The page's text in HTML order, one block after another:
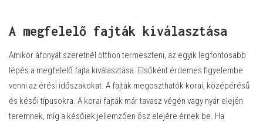
A megfelelő fajták kiválasztása
Amikor áfonyát szeretnél otthon termeszteni, az egyik legfontosabb
lépés a megfelelő fajta kiválasztása. Elsőként érdemes figyelembe
venni az érési időszakokat. A fajták megoszthatók korai, középérésű
és késői típusokra. A korai fajták már tavasz végén vagy nyár elején
teremnek, míg a későiek jellemzően ősz elejére érnek be. Ha